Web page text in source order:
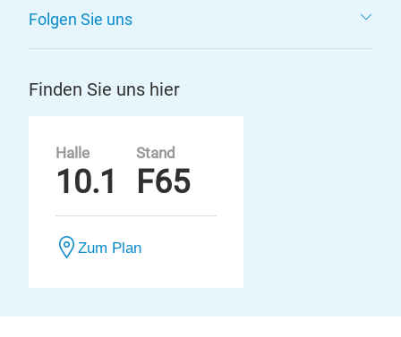
Folgen Sie uns
Finden Sie uns hier
Halle
10.1
Stand
F65
Zum Plan